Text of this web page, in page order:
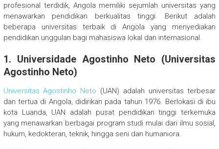
profesional terdidik, Angola memiliki sejumlah universitas yang
menawarkan pendidikan berkualitas tinggi. Berikut adalah
beberapa universitas terbaik di Angola yang menyediakan
pendidikan unggulan bagi mahasiswa lokal dan internasional.
1. Universidade Agostinho Neto (Universitas
Agostinho Neto)
Universitas Agostinho Neto (UAN) adalah universitas terbesar
dan tertua di Angola, didirikan pada tahun 1976. Berlokasi di ibu
kota Luanda, UAN adalah pusat pendidikan tinggi terkemuka
yang menawarkan berbagai program studi mulai dari ilmu sosial,
hukum, kedokteran, teknik, hingga seni dan humaniora.